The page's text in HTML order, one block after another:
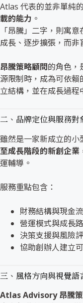
Atlas 代表的並非單純
載的能力 。
「昂騰」二字，則寓
成長、逐步擴張，而非
昂騰策略顧問的角色，
源限制時，成為可依
立結構，並在成長過程
二、品牌定位與服務對
雖然是一家新成立的
至成長階段的新創企業
運輔導。
服務重點包含：
財務結構與現金
營運模式與成長
決策支援與風險
協助創辦人建立
三、風格方向與視覺語
Atlas Advisory 昂騰